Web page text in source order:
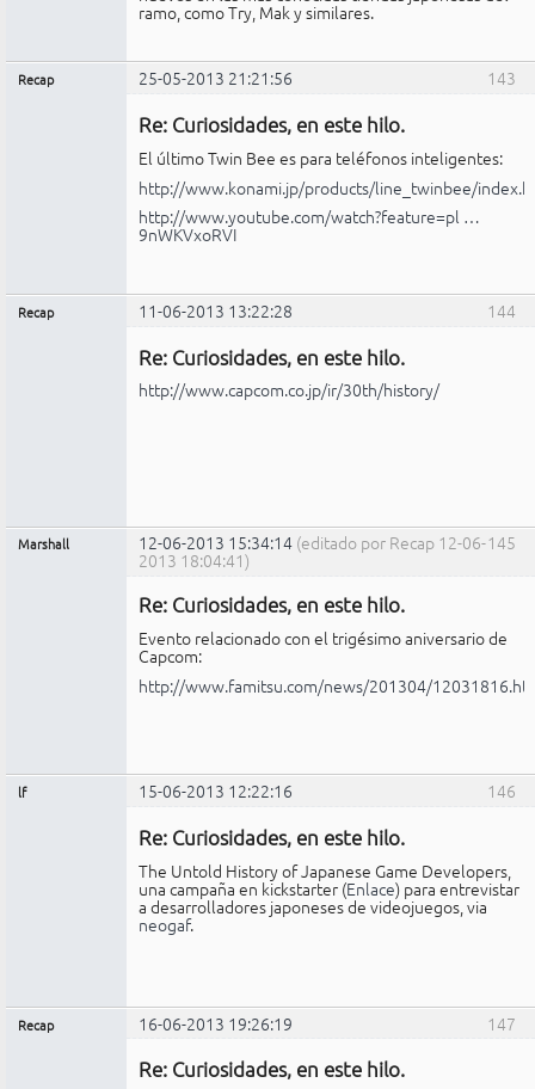
ramo, como Try, Mak y similares.
143
Recap 25-05-2013 21:21:56
Re: Curiosidades, en este hilo.
El último Twin Bee es para teléfonos inteligentes:
http://www.konami.jp/products/line_twinbee/
http://www.youtube.com/watch?feature=pl …
9nWKVxoRVI
144
Recap 11-06-2013 13:22:28
Re: Curiosidades, en este hilo.
http://www.capcom.co.jp/ir/30th/history/
145
Marshall 12-06-2013 15:34:14 (editado por Recap 12-06-
2013 18:04:41)
Re: Curiosidades, en este hilo.
Evento relacionado con el trigésimo aniversario de
Capcom:
http://www.famitsu.com/news/201304/
146
lf 15-06-2013 12:22:16
Re: Curiosidades, en este hilo.
The Untold History of Japanese Game Developers,
una campaña en kickstarter (Enlace) para entrevistar
a desarrolladores japoneses de videojuegos, via
neogaf.
147
Recap 16-06-2013 19:26:19
Re: Curiosidades, en este hilo.